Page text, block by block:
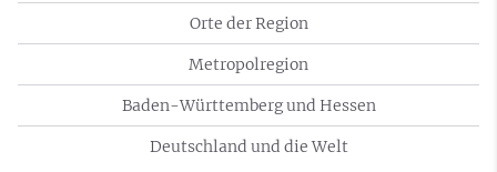
Orte der Region
Metropolregion
Baden-Württemberg und Hessen
Deutschland und die Welt